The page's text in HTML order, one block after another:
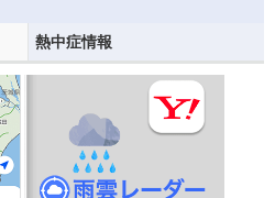
熱中症情報